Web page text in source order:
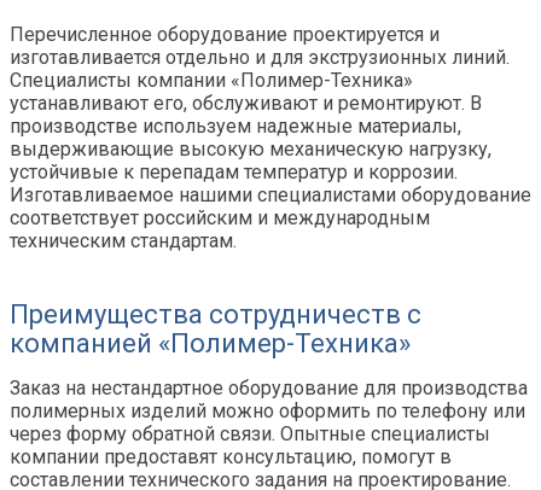
Перечисленное оборудование проектируется и
изготавливается отдельно и для экструзионных линий.
Специалисты компании «Полимер-Техника»
устанавливают его, обслуживают и ремонтируют. В
производстве используем надежные материалы,
выдерживающие высокую механическую нагрузку,
устойчивые к перепадам температур и коррозии.
Изготавливаемое нашими специалистами оборудование
соответствует российским и международным
техническим стандартам.
Преимущества сотрудничеств с
компанией «Полимер-Техника»
Заказ на нестандартное оборудование для производства
полимерных изделий можно оформить по телефону или
через форму обратной связи. Опытные специалисты
компании предоставят консультацию, помогут в
составлении технического задания на проектирование.